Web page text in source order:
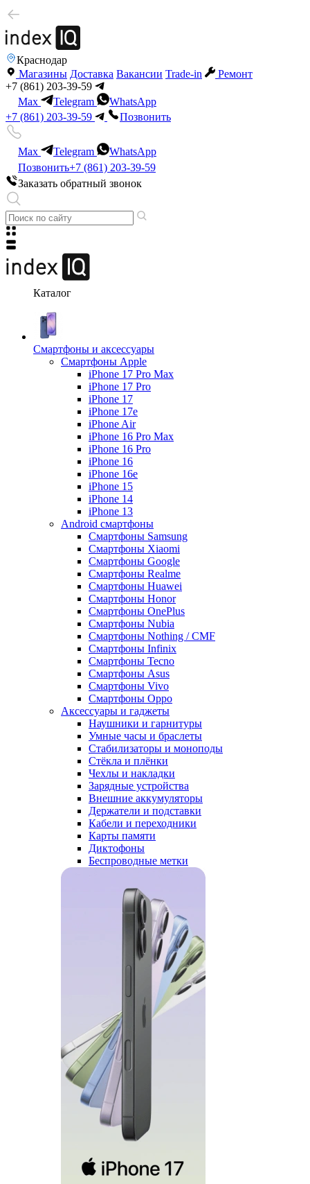
Краснодар
Магазины Доставка Вакансии Trade-in
Ремонт
+7 (861) 203-39-59
Max
Telegram
WhatsApp
+7 (861) 203-39-59
Позвонить
Max Telegram
WhatsApp
Позвонить+7 (861) 203-39-59
Заказать обратный звонок
Каталог
Смартфоны и аксессуары
Смартфоны Apple
iPhone 17 Pro Max
iPhone 17 Pro
iPhone 17
iPhone 17e
iPhone Air
iPhone 16 Pro Max
iPhone 16 Pro
iPhone 16
iPhone 16e
iPhone 15
iPhone 14
iPhone 13
Android cмартфоны
Смартфоны Samsung
Смартфоны Xiaomi
Смартфоны Google
Смартфоны Realme
Смартфоны Huawei
Смартфоны Honor
Смартфоны OnePlus
Смартфоны Nubia
Смартфоны Nothing / CMF
Смартфоны Infinix
Смартфоны Tecno
Смартфоны Asus
Смартфоны Vivo
Смартфоны Oppo
Аксессуары и гаджеты
Наушники и гарнитуры
Умные часы и браслеты
Стабилизаторы и моноподы
Стёкла и плёнки
Чехлы и накладки
Зарядные устройства
Внешние аккумуляторы
Держатели и подставки
Кабели и переходники
Карты памяти
Диктофоны
Беспроводные метки